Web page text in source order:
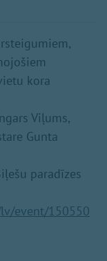
kora
Viļums,
Gunta
paradīzes
event/150550